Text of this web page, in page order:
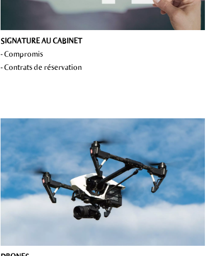
SIGNATURE AU CABINET
- Compromis
- Contrats de réservation